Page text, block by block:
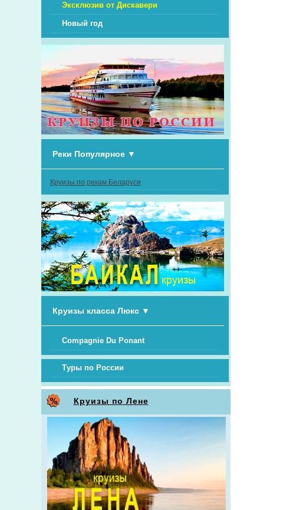
Эксклюзив от Дискавери
Новый год
Реки Популярное ▼
Круизы по рекам Беларуси
Круизы класса Люкс ▼
Compagnie Du Ponant
Туры по России
Круизы по Лене